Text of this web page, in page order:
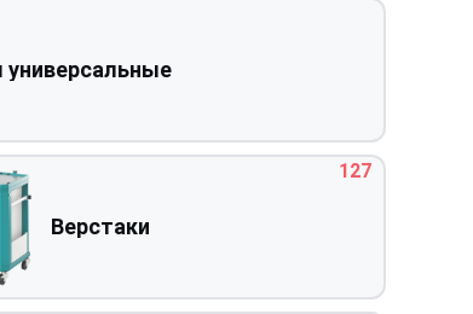
Верстаки
127